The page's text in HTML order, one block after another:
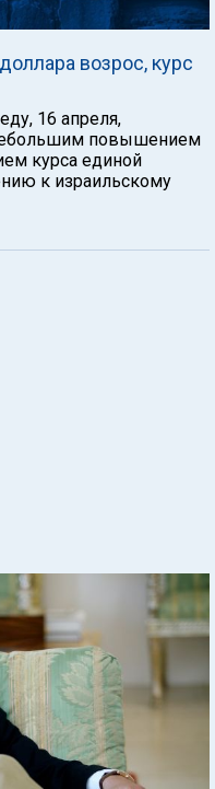
возрос, курс
16 апреля,
повышением
курса единой
к израильскому